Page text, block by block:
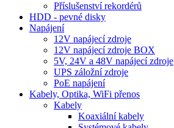
Příslušenství rekordérů
HDD - pevné disky
Napájení
12V napájecí zdroje
12V napájecí zdroje BOX
5V, 24V a 48V napájecí zdroje
UPS záložní zdroje
PoE napájení
Kabely, Optika, WiFi přenos
Kabely
Koaxiální kabely